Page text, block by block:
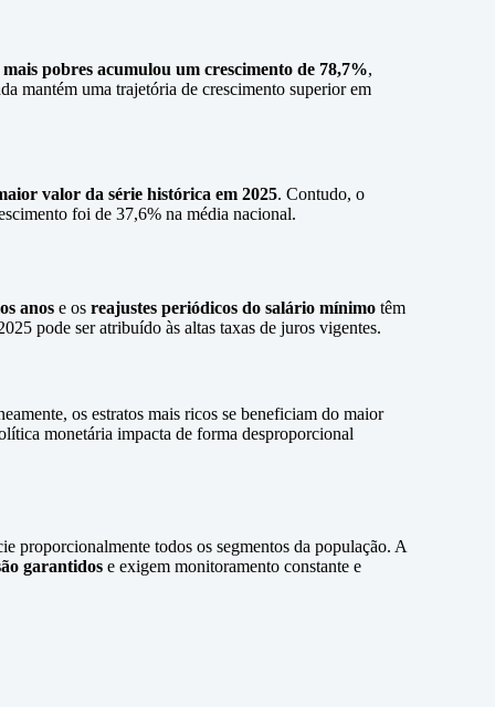
pobres acumulou um crescimento de 78,7%,
mantém uma trajetória de crescimento superior em
valor da série histórica em 2025. Contudo, o
foi de 37,6% na média nacional.
anos e os reajustes periódicos do salário mínimo têm
pode ser atribuído às altas taxas de juros vigentes.
os estratos mais ricos se beneficiam do maior
monetária impacta de forma desproporcional
proporcionalmente todos os segmentos da população. A
garantidos e exigem monitoramento constante e